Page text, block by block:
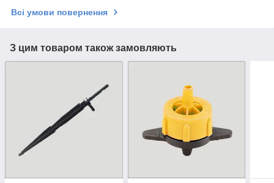
Всі умови повернення
З цим товаром також замовляють